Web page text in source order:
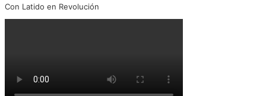
Con Latido en Revolución